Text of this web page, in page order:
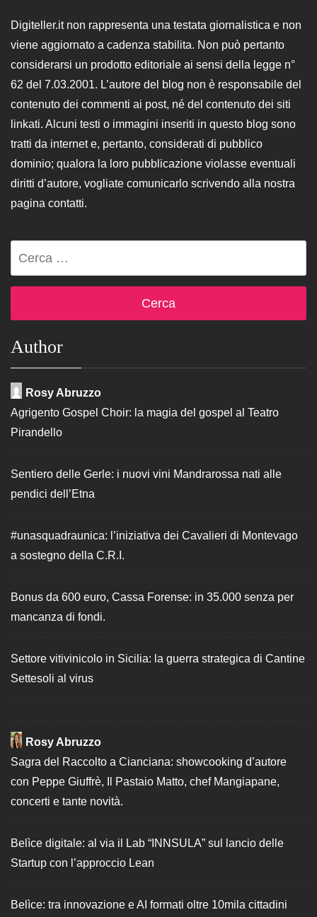
Digiteller.it non rappresenta una testata giornalistica e non
viene aggiornato a cadenza stabilita. Non può pertanto
considerarsi un prodotto editoriale ai sensi della legge n°
62 del 7.03.2001. L’autore del blog non è responsabile del
contenuto dei commenti ai post, né del contenuto dei siti
linkati. Alcuni testi o immagini inseriti in questo blog sono
tratti da internet e, pertanto, considerati di pubblico
dominio; qualora la loro pubblicazione violasse eventuali
diritti d’autore, vogliate comunicarlo scrivendo alla nostra
pagina contatti.
Author
Rosy Abruzzo
Agrigento Gospel Choir: la magia del gospel al Teatro
Pirandello
Sentiero delle Gerle: i nuovi vini Mandrarossa nati alle
pendici dell’Etna
#unasquadraunica: l’iniziativa dei Cavalieri di Montevago
a sostegno della C.R.I.
Bonus da 600 euro, Cassa Forense: in 35.000 senza per
mancanza di fondi.
Settore vitivinicolo in Sicilia: la guerra strategica di Cantine
Settesoli al virus
Rosy Abruzzo
Sagra del Raccolto a Cianciana: showcooking d’autore
con Peppe Giuffrè, Il Pastaio Matto, chef Mangiapane,
concerti e tante novità.
Belìce digitale: al via il Lab “INNSULA” sul lancio delle
Startup con l’approccio Lean
Belìce: tra innovazione e AI formati oltre 10mila cittadini